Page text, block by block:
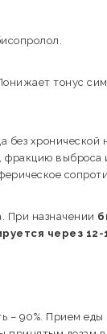
тонус
хронической
выброса
При назначении
через
– 90%. Прием